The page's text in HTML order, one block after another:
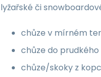
lyžařské či
chůze v mírném
chůze do
chůze/skoky z